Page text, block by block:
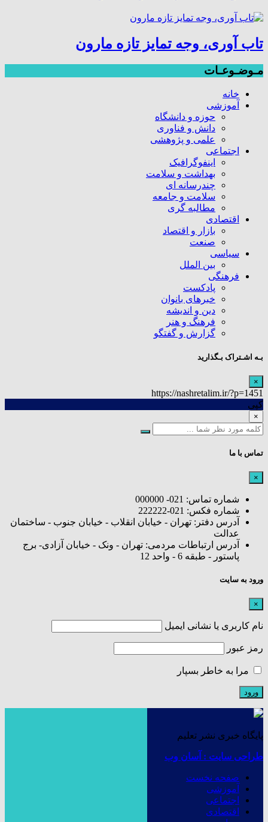
تاب آوری، وجه تمایز تازه مارون
مـوضـوعـات
خانه
آموزشی
حوزه و دانشگاه
دانش و فناوری
علمی و پژوهشی
اجتماعی
اینفوگرافیک
بهداشت و سلامت
چندرسانه ای
سلامت و جامعه
مطالبه گری
اقتصادی
بازار و اقتصاد
صنعت
سیاسی
بین الملل
فرهنگی
پادکست
خبرهای بانوان
دین و اندیشه
فرهنگ و هنر
گزارش و گفتگو
بـه اشـتراک بـگذارید
×
https://nashretalim.ir/?p=1451
کپی
×
تماس با ما
×
شماره تماس: 021- 000000
شماره فکس: 021-222222
آدرس دفتر: تهران - خیابان انقلاب - خیابان جنوب - ساختمان
عدالت
آدرس ارتباطات مردمی: تهران - ونک - خیابان آزادی- برج
پاستور - طبقه 6 - واحد 12
ورود به سایت
×
نام کاربری یا نشانی ایمیل
رمز عبور
مرا به خاطر بسپار
پایگاه خبری نشر تعلیم
طراحی سایت : آسان وب
صفحه نخست
آموزشی
اجتماعی
اقتصادی